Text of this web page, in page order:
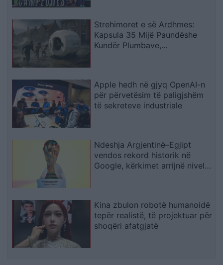
Strehimoret e së Ardhmes:
Kapsula 35 Mijë Paundëshe
Kundër Plumbave,
Apple hedh në gjyq OpenAI-n
për përvetësim të paligjshëm
të sekreteve industriale
Ndeshja Argjentinë–Egjipt
vendos rekord historik në
Google, kërkimet arrijnë nivele
Kina zbulon robotë humanoidë
tepër realistë, të projektuar për
shoqëri afatgjatë